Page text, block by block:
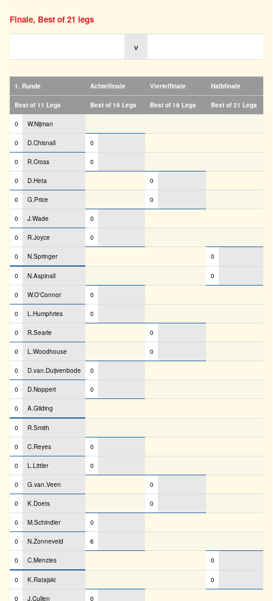
Finale, Best of 21 legs
v
1. Runde Achtelfinale Viertelfinale Halbfinale
Best of 11 Legs Best of 19 Legs Best of 19 Legs Best of 21 Legs
0 W.Nijman
0 D.Chisnall 0
0 R.Cross 0
0 D.Heta 0
0 G.Price 0
0 J.Wade 0
0 R.Joyce 0
0 N.Springer 0
0 N.Aspinall 0
0 W.O'Connor 0
0 L.Humphries 0
0 R.Searle 0
0 L.Woodhouse 0
0 D.van.Duijvenbode 0
0 D.Noppert 0
0 A.Gilding
0 R.Smith
0 C.Reyes 0
0 L.Littler 0
0 G.van.Veen 0
0 K.Doets 0
0 M.Schindler 0
0 N.Zonneveld 6
0 C.Menzies 0
0 K.Ratajski 0
0 J.Cullen 0